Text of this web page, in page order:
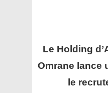
Le Holding
Omrane lance
le